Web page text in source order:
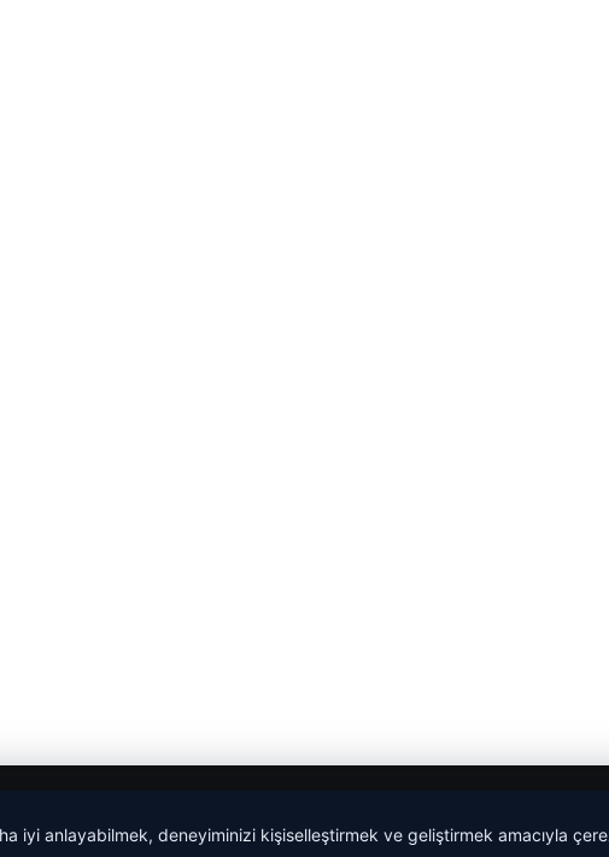
iyi anlayabilmek, deneyiminizi kişiselleştirmek ve geliştirmek amacıyla